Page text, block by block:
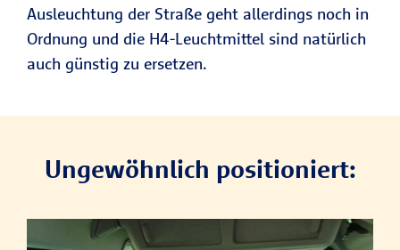
Ausleuchtung der Straße geht allerdings noch in
Ordnung und die H4-Leuchtmittel sind natürlich
auch günstig zu ersetzen.
Ungewöhnlich positioniert: